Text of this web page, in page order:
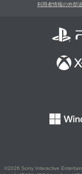
利用者情報の外部
©2026 Sony Interactive